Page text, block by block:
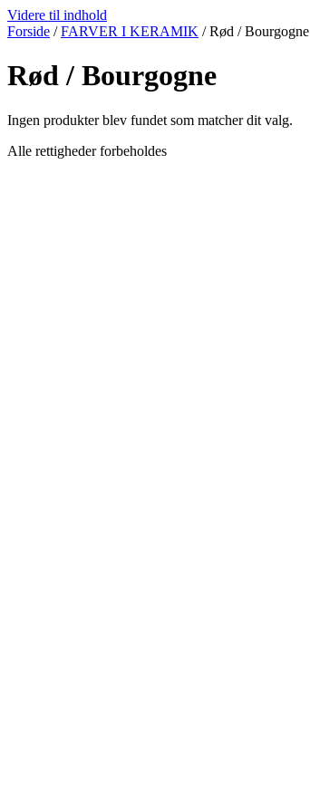
Videre til indhold
Forside /FARVER I KERAMIK / Rød / Bourgogne
Rød / Bourgogne
Ingen produkter blev fundet som matcher dit valg.
Alle rettigheder forbeholdes